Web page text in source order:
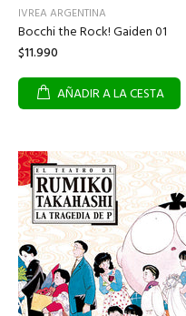
IVREA ARGENTINA
Bocchi the Rock! Gaiden 01
$11.990
AÑADIR A LA CESTA